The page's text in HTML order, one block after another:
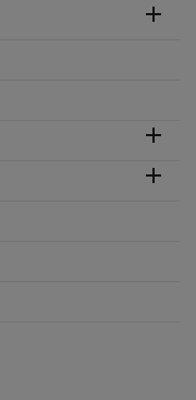


